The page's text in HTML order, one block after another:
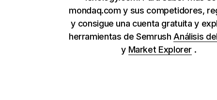
mondaq.com y sus competidores,
y consigue una cuenta gratuita y
herramientas de Semrush Análisis
y Market Explorer .